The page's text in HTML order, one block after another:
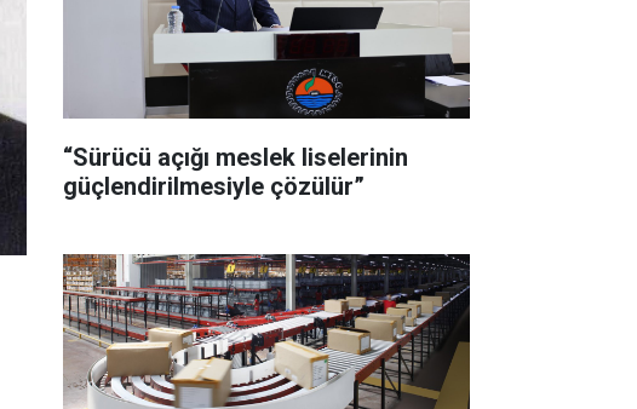
“Sürücü açığı meslek liselerinin
güçlendirilmesiyle çözülür”